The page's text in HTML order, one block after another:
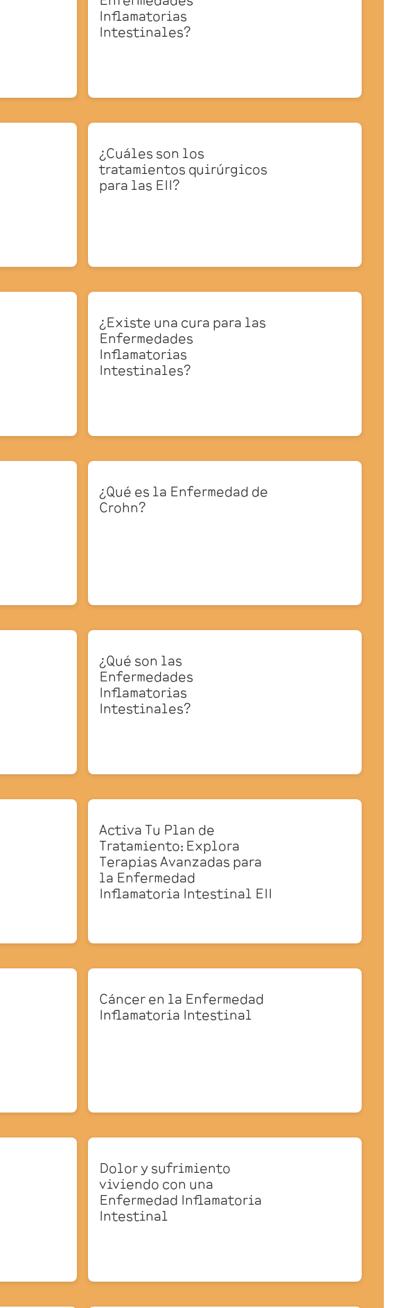
Inflamatorias
Intestinales?
¿Cuáles son los
tratamientos quirúrgicos
para las EII?
¿Existe una cura para las
Enfermedades
Inflamatorias
Intestinales?
¿Qué es la Enfermedad de
Crohn?
¿Qué son las
Enfermedades
Inflamatorias
Intestinales?
Activa Tu Plan de
Tratamiento: Explora
Terapias Avanzadas para
la Enfermedad
Inflamatoria Intestinal EII
Cáncer en la Enfermedad
Inflamatoria Intestinal
Dolor y sufrimiento
viviendo con una
Enfermedad Inflamatoria
Intestinal